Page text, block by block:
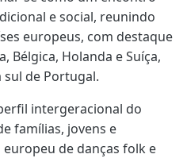
e social, reunindo
europeus, com destaque
Bélgica, Holanda e Suíça,
de Portugal.
intergeracional do
famílias, jovens e
de danças folk e